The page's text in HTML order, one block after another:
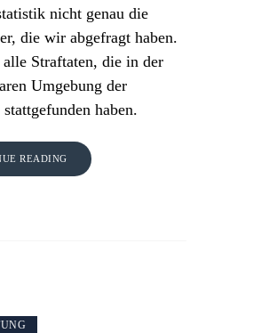
nicht genau die
die wir abgefragt haben.
alle Straftaten, die in der
Umgebung der
haben.
READING